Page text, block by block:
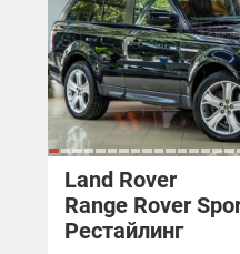
Land Rover
Range Rover
Рестайлинг